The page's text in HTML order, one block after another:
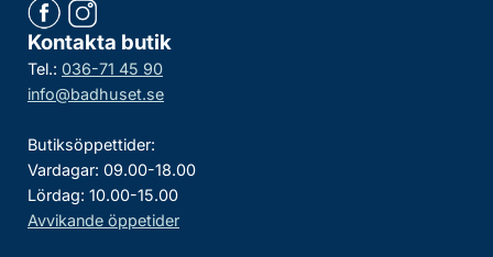
Kontakta butik
Tel.: 036-71 45 90
info@badhuset.se
Butiksöppettider:
Vardagar: 09.00-18.00
Lördag: 10.00-15.00
Avvikande öppetider